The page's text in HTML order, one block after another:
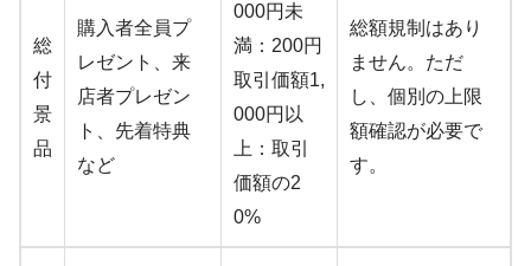
総
付
景
品
購入者全員プ
レゼント、来
店者プレゼン
ト、先着特典
など
000円未
満：200円
取引価額1,
000円以
上：取引
価額の2
0%
総額規制はあり
ません。ただ
し、個別の上限
額確認が必要で
す。